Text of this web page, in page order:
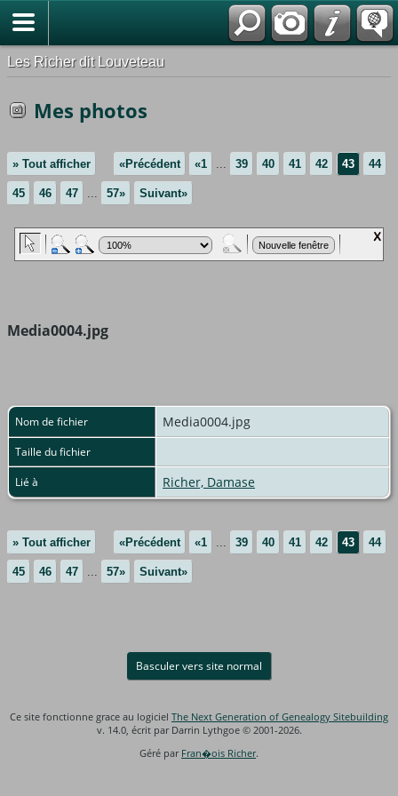
Les Richer dit Louveteau
Mes photos
» Tout afficher «Précédent «1 ... 39 40 41 42 43 44
45 46 47 ... 57» Suivant»
Media0004.jpg
Nom de fichier Media0004.jpg
Taille du fichier
Lié à
Richer, Damase
» Tout afficher «Précédent «1 39 40 41 42 43 44
45 46 47 57» Suivant»
Basculer vers site normal
Ce site fonctionne grace au logiciel The Next Generation of Genealogy Sitebuilding
v. 14.0, écrit par Darrin Lythgoe © 2001-2026.
Géré par Fran�ois Richer.